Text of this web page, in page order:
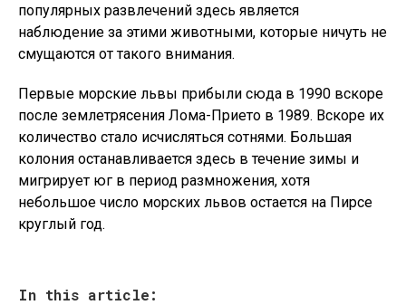
популярных развлечений здесь является
наблюдение за этими животными, которые ничуть не
смущаются от такого внимания.
Первые морские львы прибыли сюда в 1990 вскоре
после землетрясения Лома-Прието в 1989. Вскоре их
количество стало исчисляться сотнями. Большая
колония останавливается здесь в течение зимы и
мигрирует юг в период размножения, хотя
небольшое число морских львов остается на Пирсе
круглый год.
In this article: